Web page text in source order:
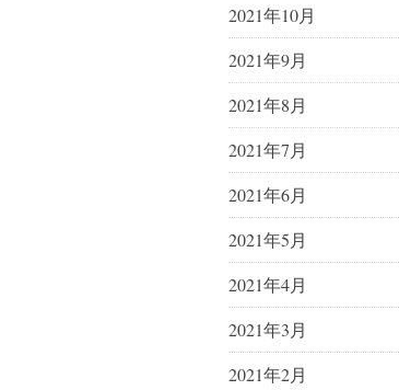
2021年10月
2021年9月
2021年8月
2021年7月
2021年6月
2021年5月
2021年4月
2021年3月
2021年2月